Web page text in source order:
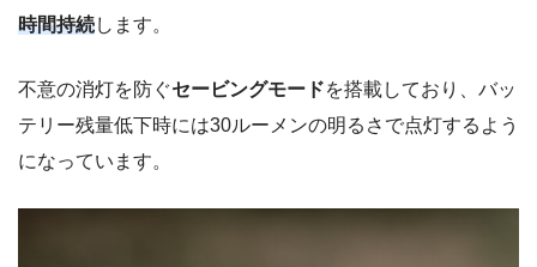
時間持続します。
不意の消灯を防ぐセービングモードを搭載しており、バッ
テリー残量低下時には30ルーメンの明るさで点灯するよう
になっています。